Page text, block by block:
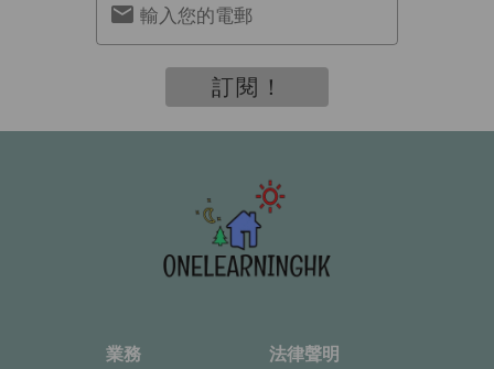
輸入您的電郵
訂閱！
業務 法律聲明